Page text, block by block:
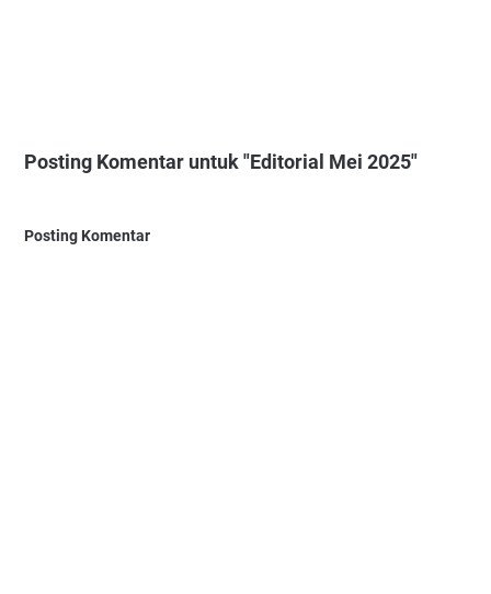
Posting Komentar untuk "Editorial Mei 2025"
Posting Komentar